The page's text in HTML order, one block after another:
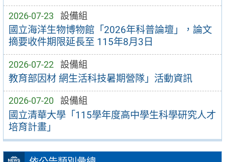
2026-07-23 設備組
國立海洋生物博物館「2026年科普論壇」，論文
摘要收件期限延長至 115年8月3日
2026-07-22 設備組
教育部因材 網生活科技暑期營隊」活動資訊
2026-07-20 設備組
國立清華大學「115學年度高中學生科學研究人才
培育計畫」